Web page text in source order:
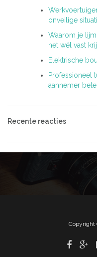
onveilige
Waarom je
het wél vast
Elektrische
Professioneel
aannemer
Recente reacties
Copyright